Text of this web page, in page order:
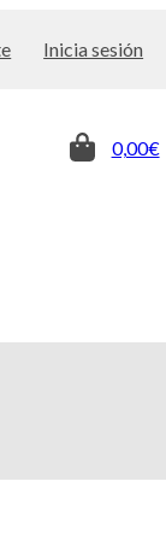
Inicia sesión
0,00€